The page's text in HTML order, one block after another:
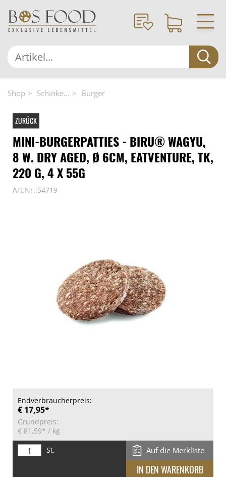
Shop Schinke... Burger
ZURÜCK
MINI-BURGERPATTIES - BIRU® WAGYU,
8 W. DRY AGED, Ø 6CM, EATVENTURE, TK,
220 G, 4 X 55G
Art.Nr.:54719
Endverbraucherpreis:
€ 17,95*
Grundpreis:
€ 81,59* / kg
St.
Auf die Merkliste